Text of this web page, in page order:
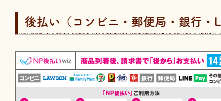
後払い（コンビニ・郵便局・銀行・